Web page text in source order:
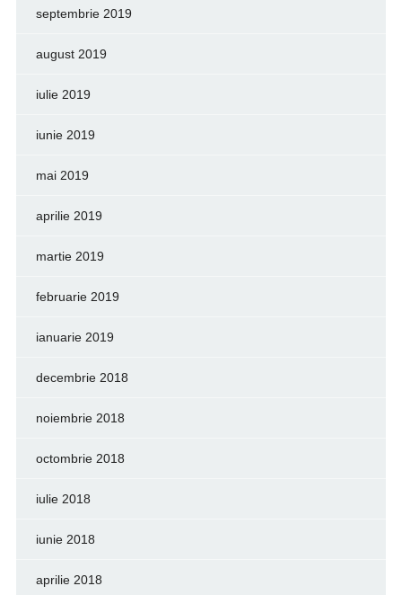
septembrie 2019
august 2019
iulie 2019
iunie 2019
mai 2019
aprilie 2019
martie 2019
februarie 2019
ianuarie 2019
decembrie 2018
noiembrie 2018
octombrie 2018
iulie 2018
iunie 2018
aprilie 2018